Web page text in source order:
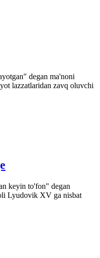
degan ma'noni
lazzatlaridan zavq oluvchi
keyin to'fon" degan
Lyudovik XV ga nisbat